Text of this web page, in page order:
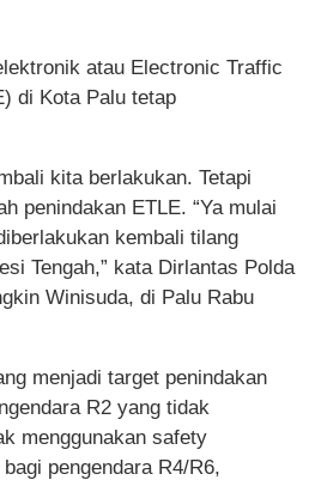
atau Electronic Traffic
di Kota Palu tetap
kita berlakukan. Tetapi
penindakan ETLE. “Ya mulai
kembali tilang
Tengah,” kata Dirlantas Polda
Winisuda, di Palu Rabu
menjadi target penindakan
R2 yang tidak
menggunakan safety
pengendara R4/R6,